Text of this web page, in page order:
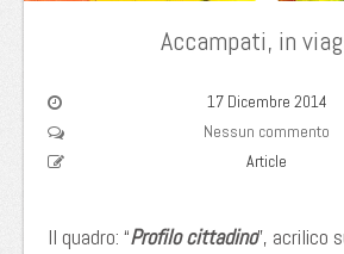
Accampati, in
17 Dicembre 2014
Nessun commento
Article
Il quadro: “Profilo cittadino”, acrilico